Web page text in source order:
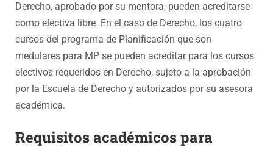
Derecho, aprobado por su mentora, pueden acreditarse
como electiva libre. En el caso de Derecho, los cuatro
cursos del programa de Planificación que son
medulares para MP se pueden acreditar para los cursos
electivos requeridos en Derecho, sujeto a la aprobación
por la Escuela de Derecho y autorizados por su asesora
académica.
Requisitos académicos para